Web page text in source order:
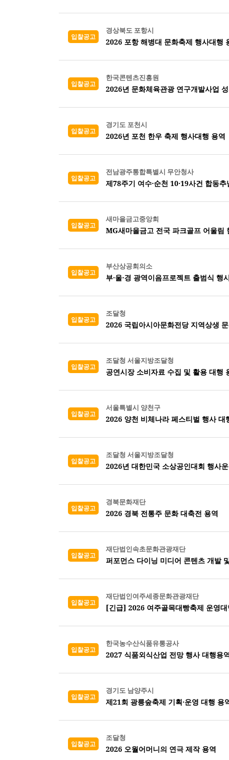
입찰공고
경상북도 포항시
2026 포항 해병대 문화축제 행사대행
입찰공고
한국콘텐츠진흥원
2026년 문화체육관광 연구개발사업
입찰공고
경기도 포천시
2026년 포천 한우 축제 행사대행 용역
입찰공고
전남광주통합특별시 무안청사
제78주기 여수·순천 10·19사건 합동
입찰공고
새마을금고중앙회
MG새마을금고 전국 파크골프 어울림
입찰공고
부산상공회의소
부·울·경 광역이음프로젝트 출범식
입찰공고
조달청
2026 국립아시아문화전당 지역상생
입찰공고
조달청 서울지방조달청
공연시장 소비자료 수집 및 활용 대행
입찰공고
서울특별시 양천구
2026 양천 비체나라 페스티벌 행사 대
입찰공고
조달청 서울지방조달청
2026년 대한민국 소상공인대회 행사
입찰공고
경북문화재단
2026 경북 전통주 문화 대축전 용역
입찰공고
재단법인속초문화관광재단
퍼포먼스 다이닝 미디어 콘텐츠 개발
입찰공고
재단법인여주세종문화관광재단
[긴급] 2026 여주골목대빵축제 운영
입찰공고
한국농수산식품유통공사
2027 식품외식산업 전망 행사 대행용
입찰공고
경기도 남양주시
제21회 광릉숲축제 기획·운영 대행 용
입찰공고
조달청
2026 오월어머니의 연극 제작 용역